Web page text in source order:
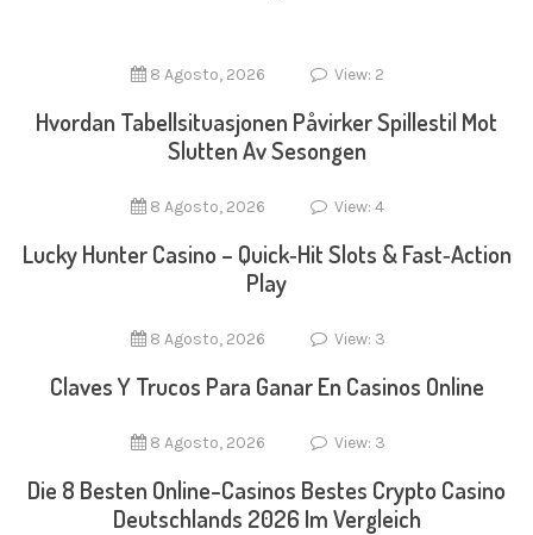
8 Agosto, 2026 View: 2
Hvordan Tabellsituasjonen Påvirker Spillestil Mot
Slutten Av Sesongen
8 Agosto, 2026 View: 4
Lucky Hunter Casino – Quick‑Hit Slots & Fast‑Action
Play
8 Agosto, 2026 View: 3
Claves Y Trucos Para Ganar En Casinos Online
8 Agosto, 2026 View: 3
Die 8 Besten Online-Casinos Bestes Crypto Casino
Deutschlands 2026 Im Vergleich